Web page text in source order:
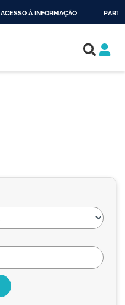
ACESSO À INFORMAÇÃO